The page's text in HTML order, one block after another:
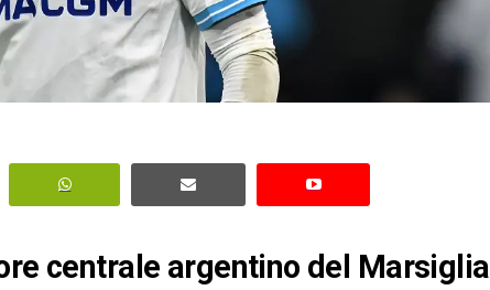
centrale argentino del Marsiglia